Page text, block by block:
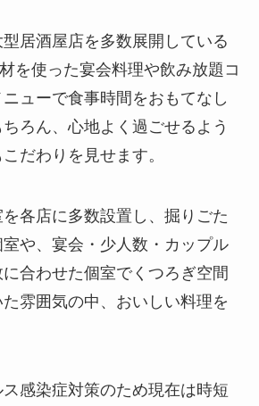
居酒屋店を多数展開している
を使った宴会料理や飲み放題コ
ューで食事時間をおもてなし
ろん、心地よく過ごせるよう
だわりを見せます。
各店に多数設置し、掘りごた
や、宴会・少人数・カップル
合わせた個室でくつろぎ空間
雰囲気の中、おいしい料理を
感染症対策のため現在は時短